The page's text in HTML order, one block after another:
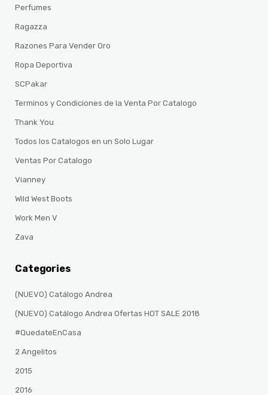
Perfumes
Ragazza
Razones Para Vender Oro
Ropa Deportiva
SCPakar
Terminos y Condiciones de la Venta Por Catalogo
Thank You
Todos los Catalogos en un Solo Lugar
Ventas Por Catalogo
Vianney
Wild West Boots
Work Men V
Zava
Categories
(NUEVO) Catálogo Andrea
(NUEVO) Catálogo Andrea Ofertas HOT SALE 2018
#QuedateEnCasa
2 Angelitos
2015
2016